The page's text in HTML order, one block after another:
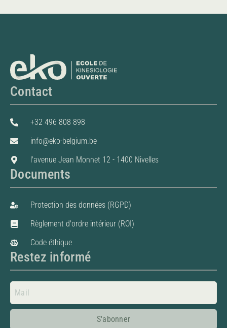
Contact
+32 496 808 898
info@eko-belgium.be
l'avenue Jean Monnet 12 - 1400 Nivelles
Documents
Protection des données (RGPD)
Règlement d'ordre intérieur (ROI)
Code éthique
Restez informé
S'abonner